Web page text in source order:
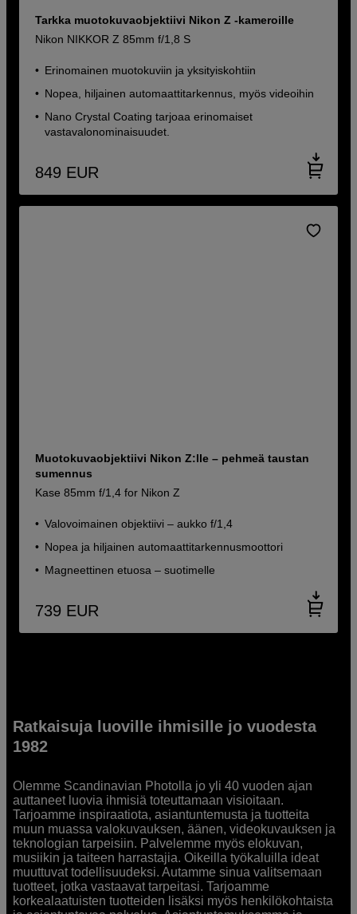
Tarkka muotokuvaobjektiivi Nikon Z -kameroille
Nikon NIKKOR Z 85mm f/1,8 S
Erinomainen muotokuviin ja yksityiskohtiin
Nopea, hiljainen automaattitarkennus, myös videoihin
Nano Crystal Coating tarjoaa erinomaiset
vastavalonominaisuudet.
849 EUR
Muotokuvaobjektiivi Nikon Z:lle – pehmeä taustan
sumennus
Kase 85mm f/1,4 for Nikon Z
Valovoimainen objektiivi – aukko f/1,4
Nopea ja hiljainen automaattitarkennusmoottori
Magneettinen etuosa – suotimelle
739 EUR
Ratkaisuja luoville ihmisille jo vuodesta
1982
Olemme Scandinavian Photolla jo yli 40 vuoden ajan
auttaneet luovia ihmisiä toteuttamaan visioitaan.
Tarjoamme inspiraatiota, asiantuntemusta ja tuotteita
muun muassa valokuvauksen, äänen, videokuvauksen ja
teknologian tarpeisiin. Palvelemme myös elokuvan,
musiikin ja taiteen harrastajia. Oikeilla työkaluilla ideat
muuttuvat todellisuudeksi. Autamme sinua valitsemaan
tuotteet, jotka vastaavat tarpeitasi. Tarjoamme
korkealaatuisten tuotteiden lisäksi myös henkilökohtaista